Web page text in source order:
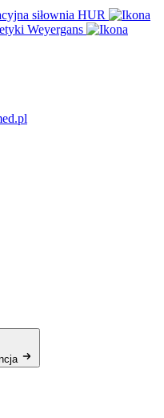
siłownia HUR
Weyergans